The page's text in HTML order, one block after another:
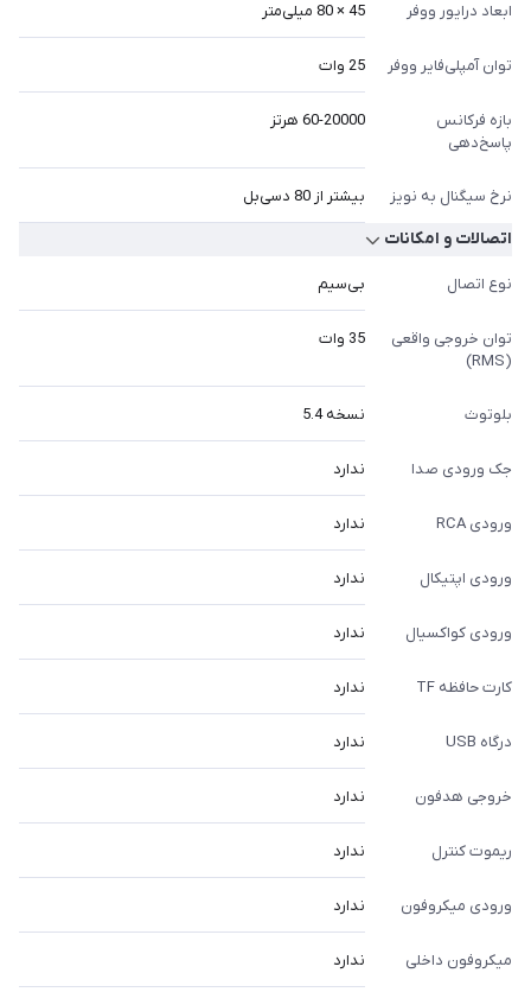
ابعاد درایور ووفر 45 × 80 میلی‌متر
توان آمپلی‌فایر ووفر 25 وات
بازه فرکانس
پاسخ‌دهی
60-20000 هرتز
نرخ سیگنال به نویز بیشتر از 80 دسی‌بل
اتصالات و امکانات
نوع اتصال بی‌سیم
توان خروجی واقعی
(RMS)
35 وات
بلوتوث نسخه 5.4
جک ورودی صدا ندارد
ورودی RCA ندارد
ورودی اپتیکال ندارد
ورودی کواکسیال ندارد
کارت حافظه TF ندارد
درگاه USB ندارد
خروجی هدفون ندارد
ریموت کنترل ندارد
ورودی میکروفون ندارد
میکروفون داخلی ندارد